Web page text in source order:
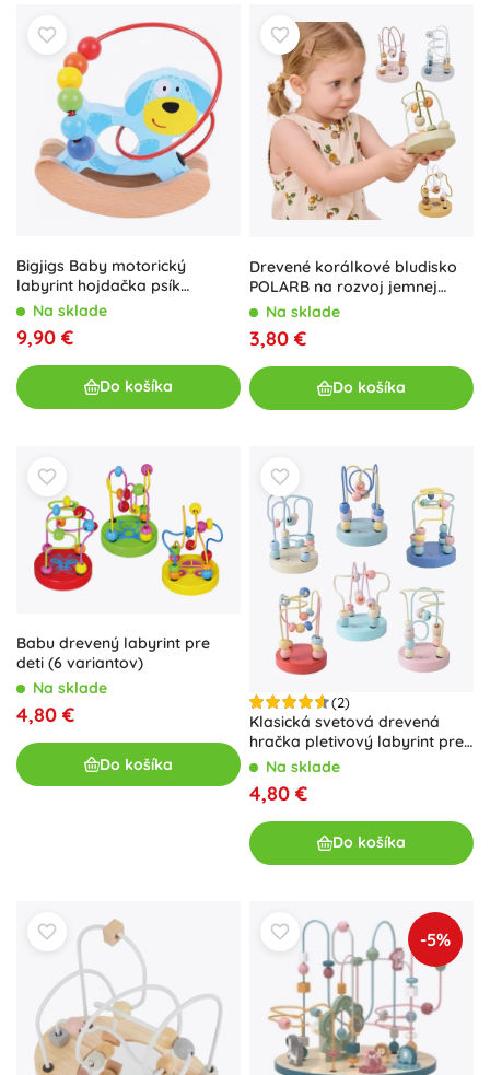
Bigjigs Baby motorický
labyrint hojdačka psík
(neoriginálny obal)
Na sklade
9,90 €
Do košíka
Drevené korálkové bludisko
POLARB na rozvoj jemnej
motoriky
Na sklade
3,80 €
Do košíka
Babu drevený labyrint pre
deti (6 variantov)
Na sklade
4,80 €
Do košíka
(2)
Klasická svetová drevená
hračka pletivový labyrint pre
detiNa sklade
4,80 €
Do košíka
-5%